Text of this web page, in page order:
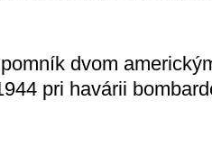
dvom
pri havárii